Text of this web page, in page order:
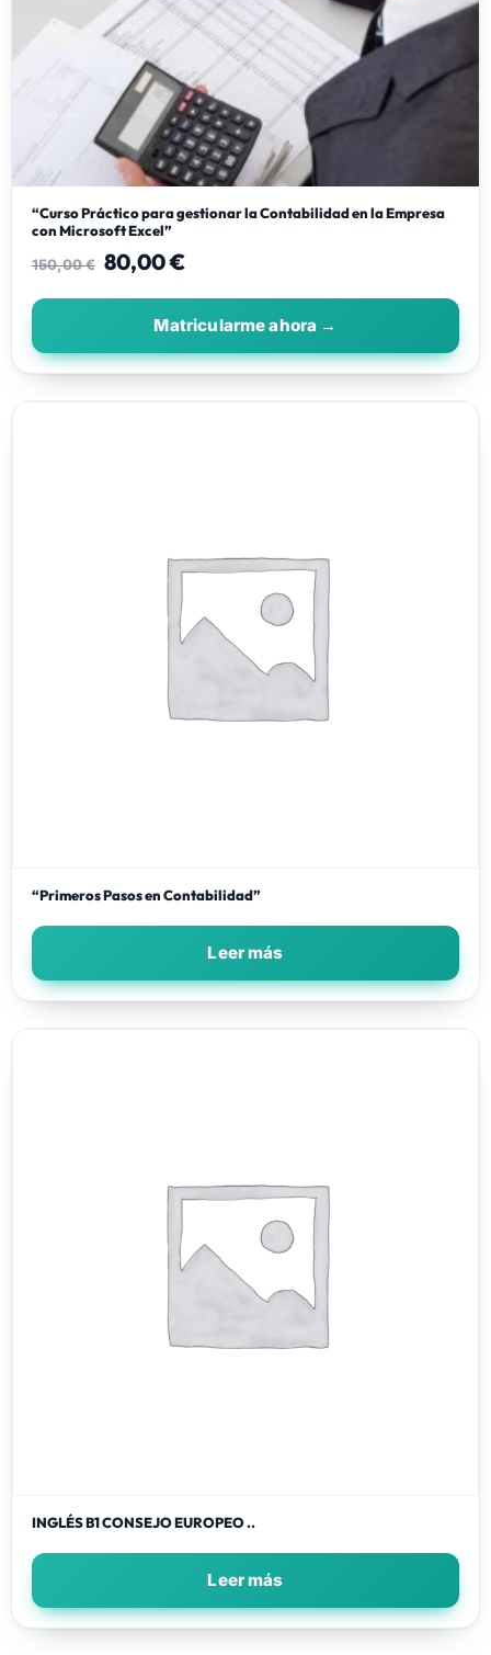
“Curso Práctico para gestionar la Contabilidad en la Empresa
con Microsoft Excel”
150,00€ 80,00€
“Primeros Pasos en Contabilidad”
Leer más
INGLÉS B1 CONSEJO EUROPEO ..
Leer más